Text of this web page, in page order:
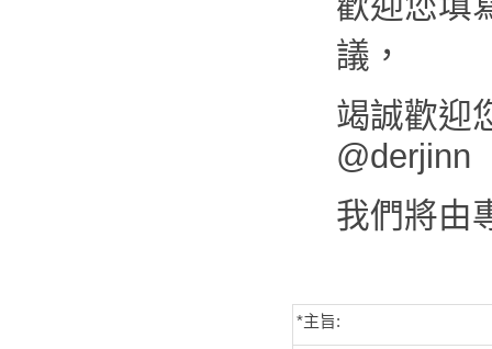
議，
竭誠歡迎
@derjinn
我們將由
*主旨: